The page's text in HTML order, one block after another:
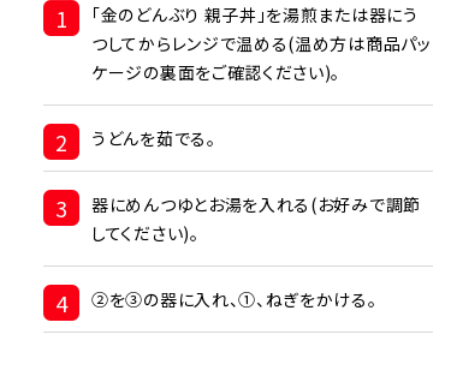
1
「金のどんぶり 親子丼」を湯煎または器にう
つしてからレンジで温める(温め方は商品パッ
ケージの裏面をご確認ください)。
2 うどんを茹でる。
3
器にめんつゆとお湯を入れる(お好みで調節
してください)。
4 ②を③の器に入れ、①、ねぎをかける。